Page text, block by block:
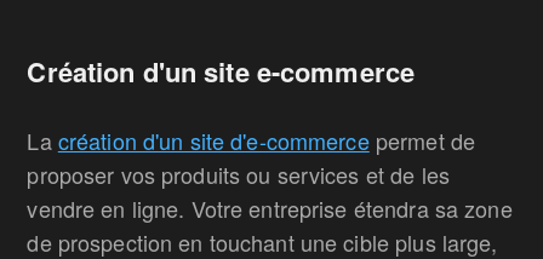
Création d'un site e-commerce
Lacréation d'un site d'e-commercepermet de
proposer vos produits ou services et de les
vendre en ligne. Votre entreprise étendra sa zone
de prospection en touchant une cible plus large,